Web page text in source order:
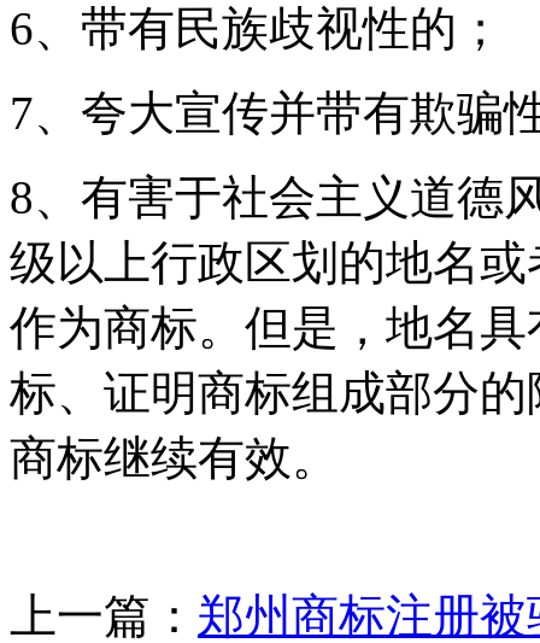
6、带有民族歧视性的；
7、夸大宣传并带有欺骗
8、有害于社会主义道德
级以上行政区划的地名
作为商标。但是，地名
标、证明商标组成部分
商标继续有效。
上一篇： 郑州商标注册